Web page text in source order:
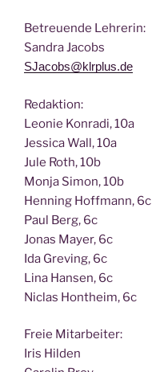
Betreu­en­de Lehrerin:
San­dra Jacobs
SJacobs@klrplus.de
Redak­ti­on:
Leo­nie Kon­ra­di, 10a
Jes­si­ca Wall, 10a
Jule Roth, 10b
Mon­ja Simon, 10b
Hen­ning Hoff­mann, 6c
Paul Berg, 6c
Jonas May­er, 6c
Ida Gre­ving, 6c
Lina Han­sen, 6c
Nic­las Hont­heim, 6c
Freie Mit­ar­bei­ter:
Iris Hilden